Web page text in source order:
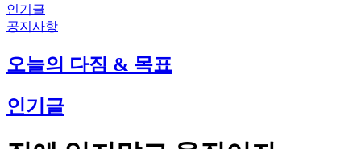
인기글
공지사항
오늘의 다짐 & 목표
인기글